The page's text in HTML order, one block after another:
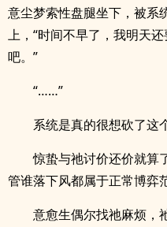
意尘梦索性盘腿坐下，被系
上，“时间不早了，我明天
吧。”
“……”
系统是真的很想砍了这
惊蛰与祂讨价还价就算
管谁落下风都属于正常博弈
意愈生偶尔找祂麻烦，